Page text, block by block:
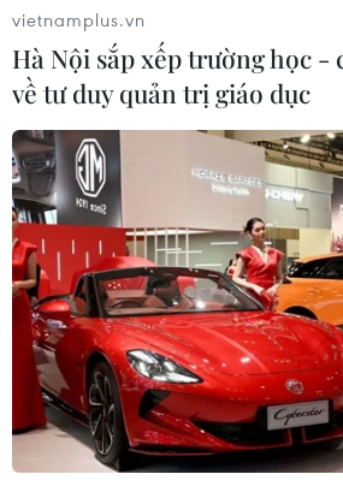
Thủ tướng Phạm Minh
Nam mang niềm tự hào
26/02/2022 15:25
Thủ tướng Chính phủ Phạm Minh
mừng và biểu dương toàn thể đội
và ban huấn luyện sau khi giành
vietnamplus.vn
Hà Nội sắp xếp trường học -
về tư duy quản trị giáo dục